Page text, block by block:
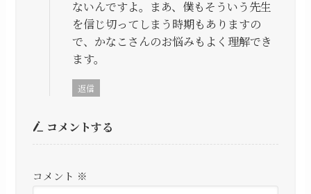
ないんですよ。まあ、僕もそういう先生
を信じ切ってしまう時期もありますの
で、かなこさんのお悩みもよく理解でき
ます。
返信
コメントする
コメント ※